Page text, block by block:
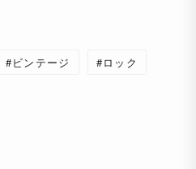
ビンテージ ロック